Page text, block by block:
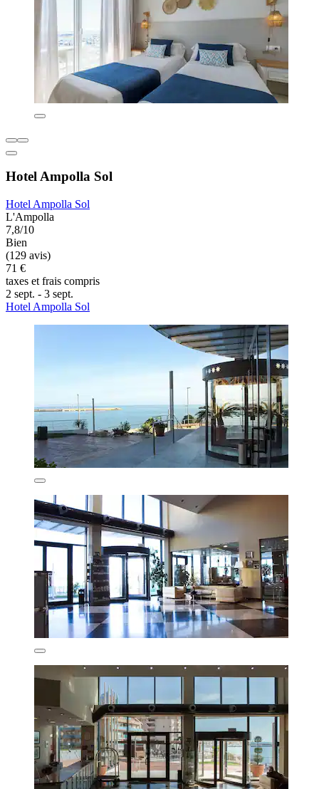
Hotel Ampolla Sol
Hotel Ampolla Sol
L'Ampolla
7,8/10
Bien
(129 avis)
71 €
taxes et frais compris
2 sept. - 3 sept.
Hotel Ampolla Sol